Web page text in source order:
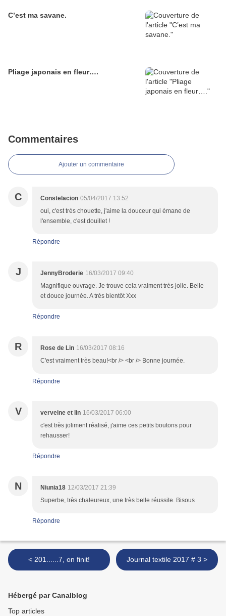
C’est ma savane.
Pliage japonais en fleur….
Commentaires
Ajouter un commentaire
C Constelacion 05/04/2017 13:52
oui, c'est très chouette, j'aime la douceur qui émane de
l'ensemble, c'est douillet !
Répondre
J JennyBroderie 16/03/2017 09:40
Magnifique ouvrage. Je trouve cela vraiment très jolie. Belle
et douce journée. A très bientôt Xxx
Répondre
R Rose de Lin 16/03/2017 08:16
C'est vraiment très beau!<br /> <br /> Bonne journée.
Répondre
V verveine et lin 16/03/2017 06:00
c'est très joliment réalisé, j'aime ces petits boutons pour
rehausser!
Répondre
N Niunia18 12/03/2017 21:39
Superbe, très chaleureux, une très belle réussite. Bisous
Répondre
< 201......7, on finit! Journal textile 2017 # 3 >
Hébergé par Canalblog
Top articles